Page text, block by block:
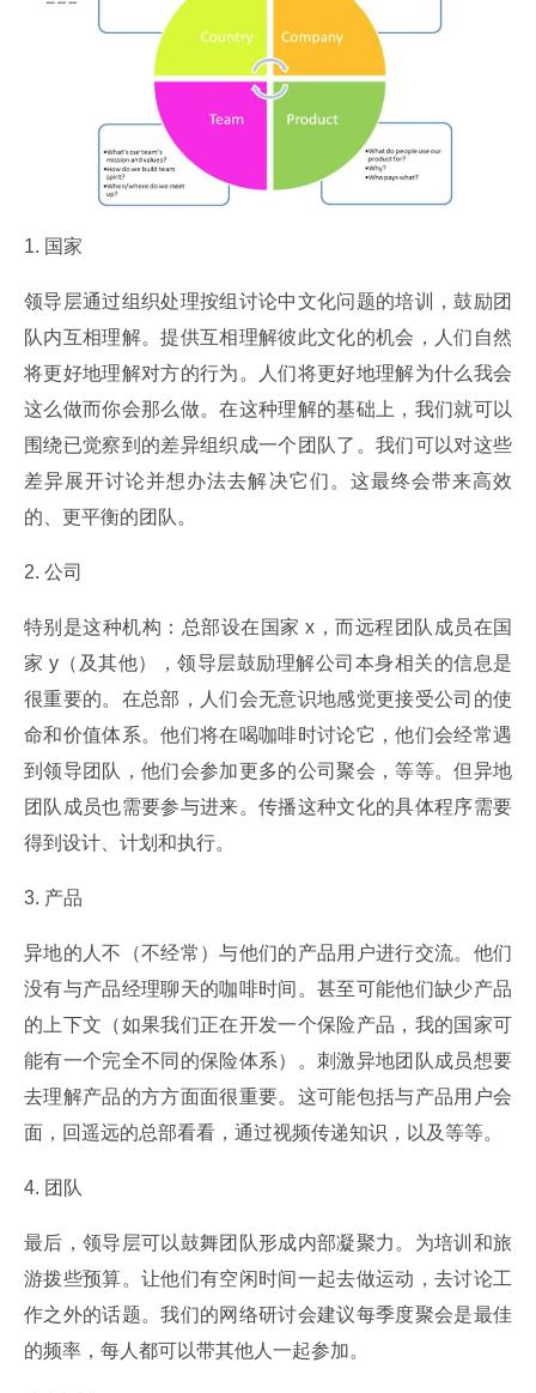
1. 国家
领导层通过组织处理按组讨论中文化问题的培训，鼓励团
队内互相理解。提供互相理解彼此文化的机会，人们自然
将更好地理解对方的行为。人们将更好地理解为什么我会
这么做而你会那么做。在这种理解的基础上，我们就可以
围绕已觉察到的差异组织成一个团队了。我们可以对这些
差异展开讨论并想办法去解决它们。这最终会带来高效
的、更平衡的团队。
2. 公司
特别是这种机构：总部设在国家 x，而远程团队成员在国
家 y（及其他），领导层鼓励理解公司本身相关的信息是
很重要的。在总部，人们会无意识地感觉更接受公司的使
命和价值体系。他们将在喝咖啡时讨论它，他们会经常遇
到领导团队，他们会参加更多的公司聚会，等等。但异地
团队成员也需要参与进来。传播这种文化的具体程序需要
得到设计、计划和执行。
3. 产品
异地的人不（不经常）与他们的产品用户进行交流。他们
没有与产品经理聊天的咖啡时间。甚至可能他们缺少产品
的上下文（如果我们正在开发一个保险产品，我的国家可
能有一个完全不同的保险体系）。刺激异地团队成员想要
去理解产品的方方面面很重要。这可能包括与产品用户会
面，回遥远的总部看看，通过视频传递知识，以及等等。
4. 团队
最后，领导层可以鼓舞团队形成内部凝聚力。为培训和旅
游拨些预算。让他们有空闲时间一起去做运动，去讨论工
作之外的话题。我们的网络研讨会建议每季度聚会是最佳
的频率，每人都可以带其他人一起参加。